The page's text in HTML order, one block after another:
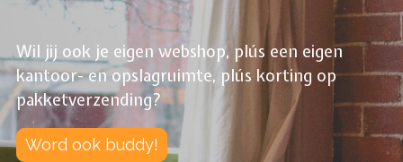
Wil jij ook je eigen webshop, plús een eigen
kantoor- en opslagruimte, plús korting op
pakketverzending?
Word ook buddy!